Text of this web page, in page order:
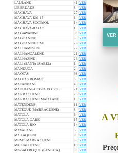
LAULANE
41 VER
LIBERDADE
8
VER
MACHAVA
27 VER
MACHAVA KM 15
1
VER
MACHAVA SOCIMOL
14 VER
MACHAVA-BAIAO
1
VER
MAGAWANINE
3
VER
MAGOANINE
5
VER
MAGOANINE CMC
29 VER
MALHAMPSENE
27 VER
MALHANGALENE
21 VER
MALHAZINE
23 VER
MALI (SANTA ISABEL)
1
VER
MANDUCA
2
VER
MAOTAS
98 VER
MAOTAS ROMAO
8
VER
MAPANDANE
4
VER
MAPULENE-COSTA DO SOL
21 VER
MARRACUENE
23 VER
MARRACUENE MATALANE
1
VER
MATENDENE
11 VER
MATEQUE (MARRACUENE)
8
VER
MATOLA
6
VER
MATOLA-GARE
15 VER
MATOLA-RIO
14 VER
MAVALANE
5
VER
MAXAQUENE
9
VER
MEMO MARRACUENE
3
VER
MICHAFUTENE
10 VER
MISSAO ROQUE (BENFICA)
3
VER
VER
A